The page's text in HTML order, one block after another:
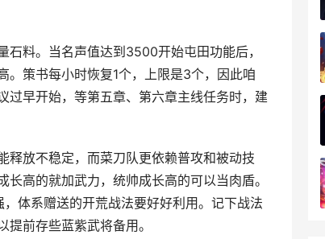
料。当名声值达到3500开始屯田功能后，
。策书每小时恢复1个，上限是3个，因此咱
过早开始，等第五章、第六章主线任务时，建
释放不稳定，而菜刀队更依赖普攻和被动技
高的就加武力，统帅成长高的可以当肉盾。
体系赠送的开荒战法要好好利用。记下战法
前存些蓝紫武将备用。